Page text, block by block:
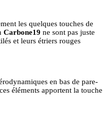
les quelques touches de
Carbone19 ne sont pas juste
et leurs étriers rouges
en bas de pare-
éléments apportent la touche